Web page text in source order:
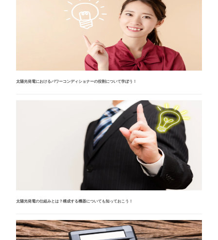
太陽光発電におけるパワーコンディショナーの役割について学ぼう！
太陽光発電の仕組みとは？構成する機器についても知っておこう！